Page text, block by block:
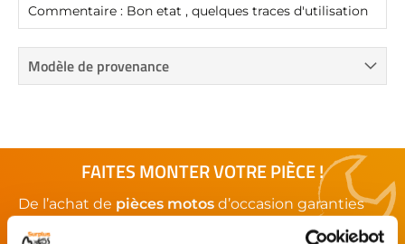
Commentaire : Bon etat , quelques traces d'utilisation
Modèle de provenance
FAITES MONTER VOTRE PIÈCE !
De l’achat de pièces motos d’occasion garanties
moto